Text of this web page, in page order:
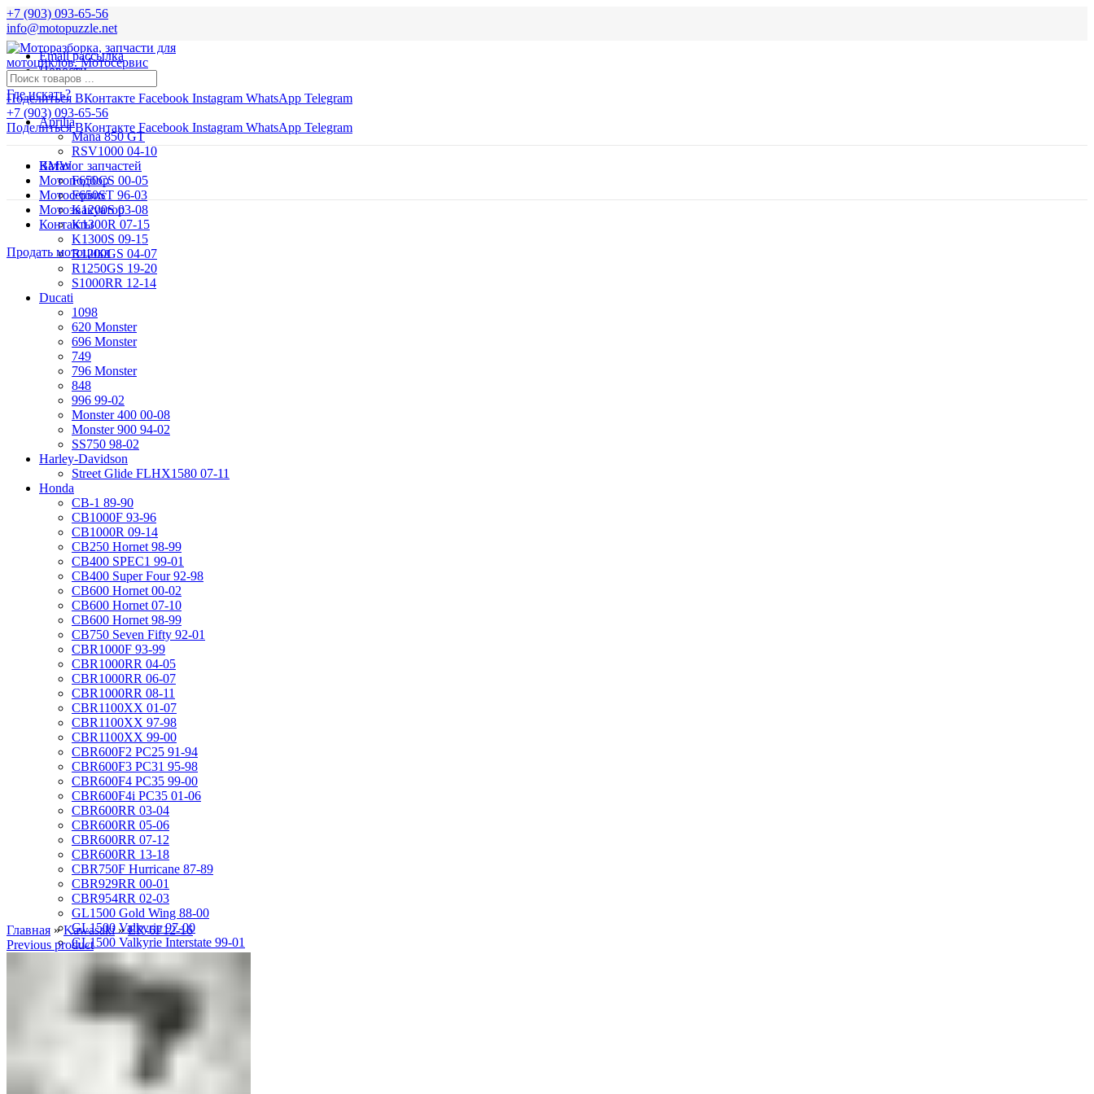
+7 (903) 093-65-56
info@motopuzzle.net
Email рассылка
Новости
Поделиться ВКонтакте Facebook Instagram WhatsApp Telegram
+7 (903) 093-65-56
Поделиться ВКонтакте Facebook Instagram WhatsApp Telegram
Где искать?
Aprilia
Mana 850 GT
RSV1000 04-10
BMW
F650CS 00-05
F650ST 96-03
K1200S 03-08
K1300R 07-15
K1300S 09-15
R1200GS 04-07
R1250GS 19-20
S1000RR 12-14
Ducati
1098
620 Monster
696 Monster
749
796 Monster
848
996 99-02
Monster 400 00-08
Monster 900 94-02
SS750 98-02
Harley-Davidson
Street Glide FLHX1580 07-11
Honda
CB-1 89-90
CB1000F 93-96
CB1000R 09-14
CB250 Hornet 98-99
CB400 SPEC1 99-01
CB400 Super Four 92-98
CB600 Hornet 00-02
CB600 Hornet 07-10
CB600 Hornet 98-99
CB750 Seven Fifty 92-01
CBR1000F 93-99
CBR1000RR 04-05
CBR1000RR 06-07
CBR1000RR 08-11
CBR1100XX 01-07
CBR1100XX 97-98
CBR1100XX 99-00
CBR600F2 PC25 91-94
CBR600F3 PC31 95-98
CBR600F4 PC35 99-00
CBR600F4i PC35 01-06
CBR600RR 03-04
CBR600RR 05-06
CBR600RR 07-12
CBR600RR 13-18
CBR750F Hurricane 87-89
CBR929RR 00-01
CBR954RR 02-03
GL1500 Gold Wing 88-00
GL1500 Valkyrie 97-00
GL1500 Valkyrie Interstate 99-01
GL1800 Gold Wing 01-10
ST1100 Pan European 90-02
VF1000R 84-86
VF750F Interceptor 82-85
VLX400 Steed 88-97
Каталог запчастей
Мотоподбор
Мотосервис
Мотоэвакуатор
Контакты
Продать мотоцикл
Главная »Kawasaki»ER-6F12-16
Previous product